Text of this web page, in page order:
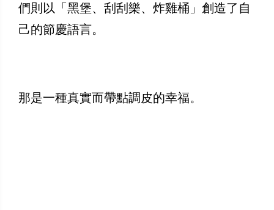
們則以「黑堡、刮刮樂、炸雞桶」創造了自
己的節慶語言。
那是一種真實而帶點調皮的幸福。